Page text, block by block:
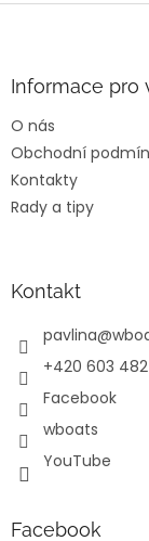
Informace pro
O nás
Obchodní
Kontakty
Rady a tipy
Kontakt
pavlina@
+420 603
Facebook
wboats
YouTube
Facebook